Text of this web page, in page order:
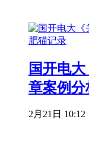
国开电
章案例分
2月21日 10:12